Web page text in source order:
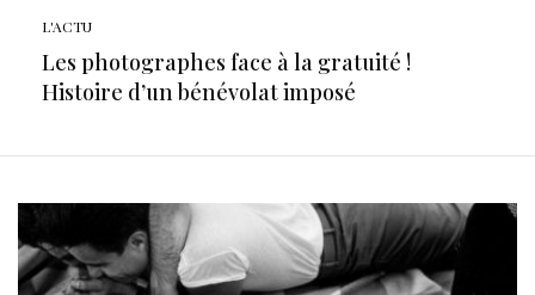
L'ACTU
Les photographes face à la gratuité !
Histoire d’un bénévolat imposé